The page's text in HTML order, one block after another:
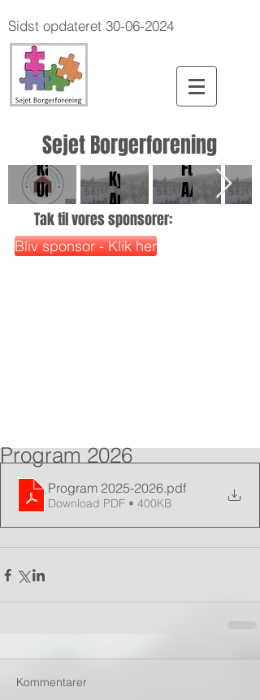
Sidst opdateret 30-06-2024
Sejet Borgerforening
Kærslund
Udlejning
Vestergaard
Kyllinger
ApS
Fuglsang
A/S
Tak til vores sponsorer:
Bliv sponsor - Klik her
Program 2026
Program 2025-2026.pdf
Download PDF • 400KB
Kommentarer